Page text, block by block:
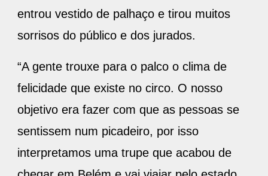
entrou vestido de palhaço e tirou muitos
sorrisos do público e dos jurados.
“A gente trouxe para o palco o clima de
felicidade que existe no circo. O nosso
objetivo era fazer com que as pessoas se
sentissem num picadeiro, por isso
interpretamos uma trupe que acabou de